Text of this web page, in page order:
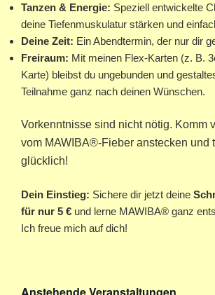
Tanzen & Energie: Speziell entwickelte
deine Tiefenmuskulatur stärken und
Deine Zeit: Ein Abendtermin, der nur dir
Freiraum: Mit meinen Flex-Karten (z. B.
Karte) bleibst du ungebunden und
Teilnahme ganz nach deinen Wünschen.
Vorkenntnisse sind nicht nötig. Komm
vom MAWIBA®-Fieber anstecken und
glücklich!
Dein Einstieg: Sichere dir jetzt deine
für nur 5 € und lerne MAWIBA® ganz
Ich freue mich auf dich!